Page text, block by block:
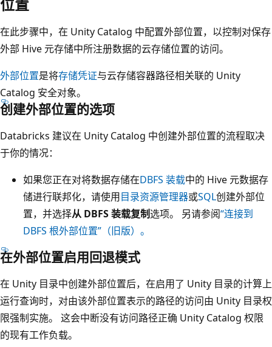
在此步骤中，在 Unity Catalog 中配置外部位置，以控制对保存
外部 Hive 元存储中所注册数据的云存储位置的访问。
外部位置是将存储凭证与云存储容器路径相关联的 Unity
Catalog 安全对象。
创建外部位置的选项
Databricks 建议在 Unity Catalog 中创建外部位置的流程取决
于你的情况：
如果您正在对将数据存储在DBFS 装载中的 Hive 元数据存
储进行联邦化，请使用目录资源管理器或SQL创建外部位
置，并选择从 DBFS 装载复制选项。 另请参阅“连接到
DBFS 根外部位置”（旧版）。
在外部位置启用回退模式
在 Unity 目录中创建外部位置后，在启用了 Unity 目录的计算上
运行查询时，对由该外部位置表示的路径的访问由 Unity 目录权
限强制实施。 这会中断没有访问路径正确 Unity Catalog 权限
的现有工作负载。